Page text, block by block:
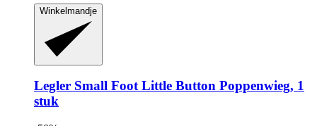
Winkelmandje
Legler Small FootLittle Button Poppenwieg, 1
stuk